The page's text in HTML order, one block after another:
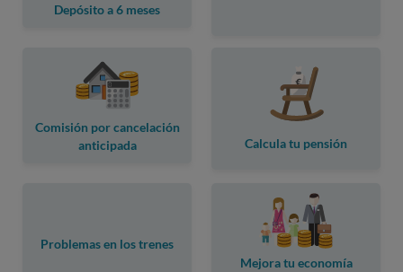
Depósito a 6 meses
Comisión por cancelación
anticipada
Calcula tu pensión
Problemas en los trenes
Mejora tu economía